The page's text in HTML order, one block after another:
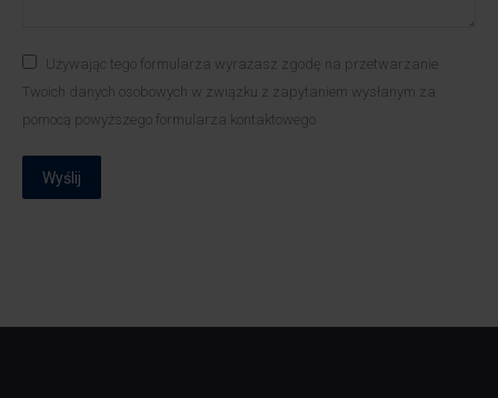
Używając tego formularza wyrażasz zgodę na przetwarzanie
Twoich danych osobowych w związku z zapytaniem wysłanym za
pomocą powyższego formularza kontaktowego
Wyślij